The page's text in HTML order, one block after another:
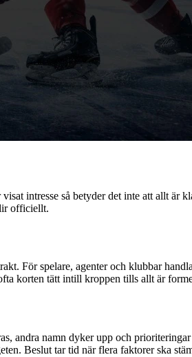
intresse så betyder det inte att allt är
officiellt.
För spelare, agenter och klubbar
korten tätt intill kroppen tills allt är
andra namn dyker upp och
Beslut tar tid när flera faktorer ska